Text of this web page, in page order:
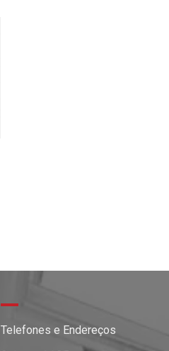
Telefones e Endereços